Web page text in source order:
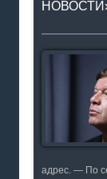
адрес. — По